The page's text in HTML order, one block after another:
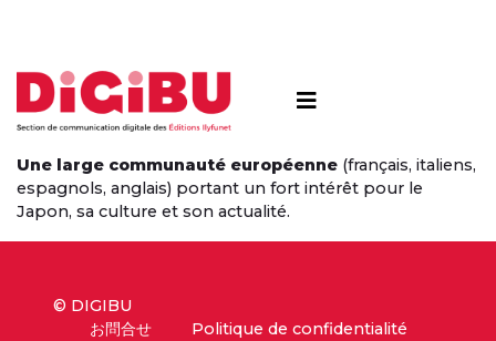
Une large communauté européenne (français, italiens,
espagnols, anglais) portant un fort intérêt pour le
Japon, sa culture et son actualité.
© DIGIBU
お問合せ
Politique de confidentialité